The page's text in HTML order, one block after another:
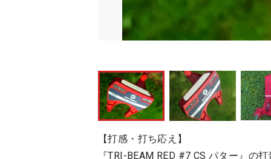
【打感・打ち応え】
『TRI-BEAM RED #7 CS パター』の